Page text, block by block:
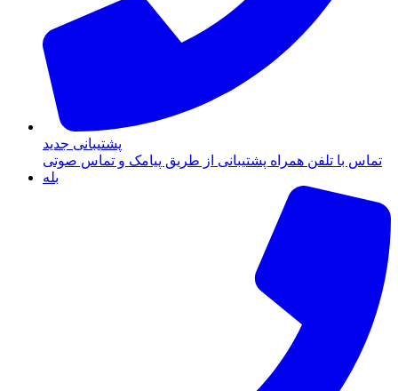
پشتیبانی جدید
تماس با تلفن همراه پشتیبانی از طریق پیامک و تماس صوتی
بله